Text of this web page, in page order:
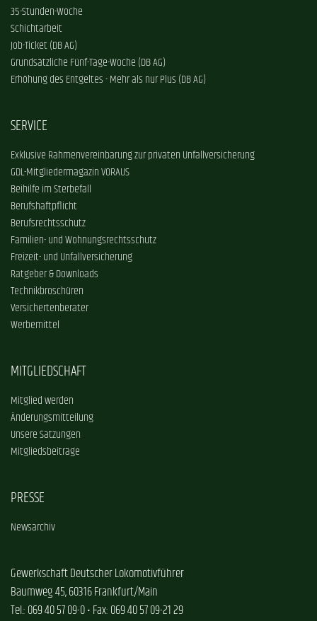
35-Stunden-Woche
Schichtarbeit
Job-Ticket (DB AG)
Grundsätzliche Fünf-Tage-Woche (DB AG)
Erhöhung des Entgeltes - Mehr als nur Plus (DB AG)
SERVICE
Exklusive Rahmenvereinbarung zur privaten Unfallversicherung
GDL-Mitgliedermagazin VORAUS
Beihilfe im Sterbefall
Berufshaftpflicht
Berufsrechtsschutz
Familien- und Wohnungsrechtsschutz
Freizeit- und Unfallversicherung
Ratgeber & Downloads
Technikbroschüren
Versichertenberater
Werbemittel
MITGLIEDSCHAFT
Mitglied werden
Änderungsmitteilung
Unsere Satzungen
Mitgliedsbeiträge
PRESSE
Newsarchiv
Gewerkschaft Deutscher Lokomotivführer
Baumweg 45, 60316 Frankfurt/Main
Tel.: 069 40 57 09-0 • Fax: 069 40 57 09-21 29